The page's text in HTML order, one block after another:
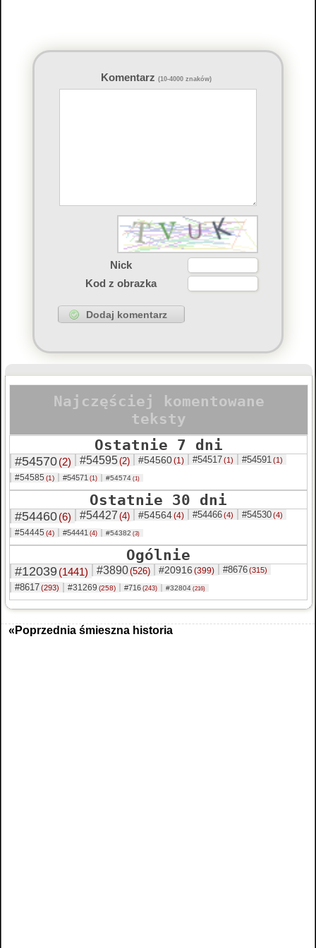
Komentarz (10-4000 znaków)
Nick
Kod z obrazka
Najczęściej komentowane
teksty
Ostatnie 7 dni
#54570(2) #54595(2) #54560(1) #54517(1) #54591(1)
#54585 (1) #54571 (1) #54574 (1)
Ostatnie 30 dni
#54460(6) #54427 (4) #54564(4) #54466(4) #54530(4)
#54445 (4) #54441 (4) #54382 (3)
Ogólnie
#12039(1441) #3890(526) #20916 (399) #8676(315)
#8617(293) #31269 (258) #716 (243) #32804 (216)
«Poprzednia śmieszna historia